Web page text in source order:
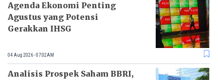
Agenda Ekonomi Penting
Agustus yang Potensi
Gerakkan IHSG
04 Aug 2026 - 07:02AM
Analisis Prospek Saham BBRI,